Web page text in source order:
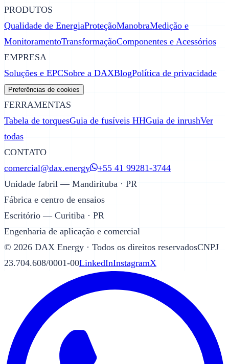
PRODUTOS
Qualidade de EnergiaProteçãoManobraMedição e
MonitoramentoTransformaçãoComponentes e Acessórios
EMPRESA
Soluções e EPCSobre a DAXBlogPolítica de privacidade
Preferências de cookies
FERRAMENTAS
Tabela de torquesGuia de fusíveis HHGuia de inrushVer
todas
CONTATO
comercial@dax.energy
+55 41 99281-3744
Unidade fabril — Mandirituba · PR
Fábrica e centro de ensaios
Escritório — Curitiba · PR
Engenharia de aplicação e comercial
© 2026 DAX Energy · Todos os direitos reservadosCNPJ
23.704.608/0001-00LinkedInInstagramX